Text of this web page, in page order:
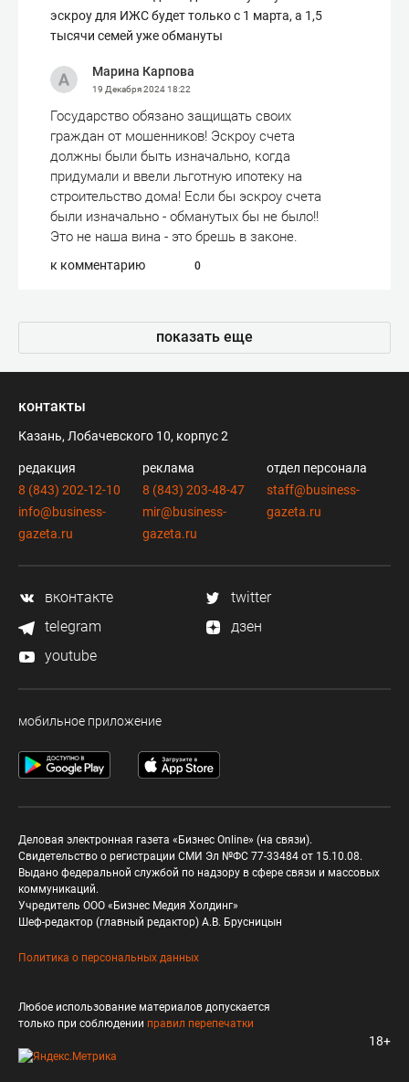
эскроу для ИЖС будет только с 1 марта, а 1,5
тысячи семей уже обмануты
Марина Карпова
19 Декабря 202418:22
Государство обязано защищать своих
граждан от мошенников! Эскроу счета
должны были быть изначально, когда
придумали и ввели льготную ипотеку на
строительство дома! Если бы эскроу счета
были изначально - обманутых бы не было!!
Это не наша вина - это брешь в законе.
к комментарию 0
показать еще
контакты
Казань, Лобачевского 10, корпус 2
редакция
8 (843) 202-12-10
info@business-
gazeta.ru
реклама
8 (843) 203-48-47
mir@business-
gazeta.ru
отдел персонала
staff@business-
gazeta.ru
вконтакте
twitter
telegram
дзен
youtube
мобильное приложение
Деловая электронная газета «Бизнес Online» (на связи).
Свидетельство о регистрации СМИ Эл №ФС 77-33484 от 15.10.08.
Выдано федеральной службой по надзору в сфере связи и массовых
коммуникаций.
Учредитель ООО «Бизнес Медия Холдинг»
Шеф-редактор (главный редактор) А.В. Брусницын
Политика о персональных данных
Любое использование материалов допускается
только при соблюдении правил перепечатки
18+